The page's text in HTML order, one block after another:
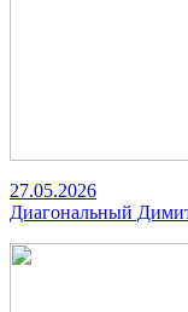
27.05.2026
Диагональный